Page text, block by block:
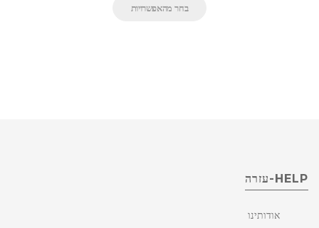
בחר מהאפשרויות
HELP-עזרה
אודותינו